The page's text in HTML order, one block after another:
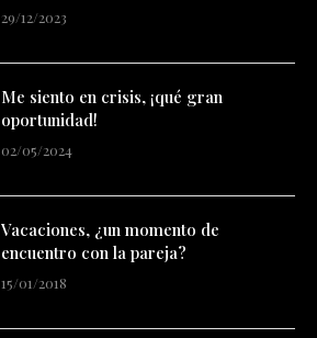
29/12/2023
Me siento en crisis, ¡qué gran
oportunidad!
02/05/2024
Vacaciones, ¿un momento de
encuentro con la pareja?
15/01/2018